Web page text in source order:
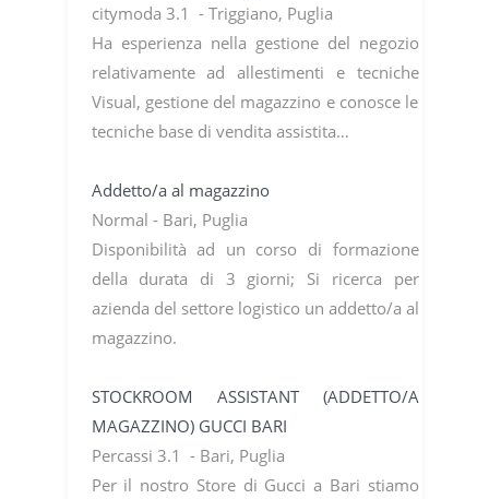
citymoda 3.1 - Triggiano, Puglia
Ha esperienza nella gestione del negozio
relativamente ad allestimenti e tecniche
Visual, gestione del magazzino e conosce le
tecniche base di vendita assistita…
Addetto/a al magazzino
Normal - Bari, Puglia
Disponibilità ad un corso di formazione
della durata di 3 giorni; Si ricerca per
azienda del settore logistico un addetto/a al
magazzino.
STOCKROOM ASSISTANT (ADDETTO/A
MAGAZZINO) GUCCI BARI
Percassi 3.1 - Bari, Puglia
Per il nostro Store di Gucci a Bari stiamo